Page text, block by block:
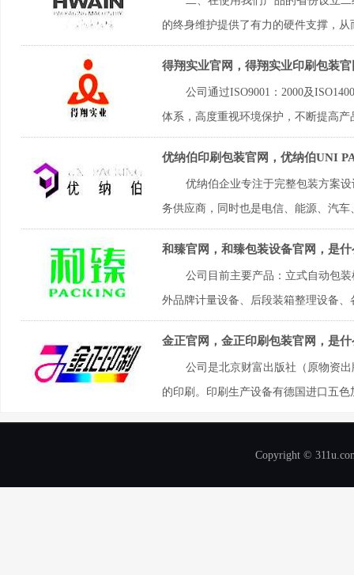
的终身维护提供了有力的硬件支撑，
得翔实业官网，得翔实业印刷包装
公司通过ISO9001：2000及
体系，高度重视环境保护，不断提高
优纳伯印刷包装官网，优纳伯UNI
优纳伯企业专注于完整包装方案
务供应商，同时也是电信、能源、汽
和臻官网，和臻包装设备官网，是
公司目前主要产品：立式自动包
外品牌计量设备、后段装箱整理设备
金正官网，金正印刷包装官网，是
公司是北京财富出版社（原物资
的印刷。印刷生产设备有德国进口五
Copyright ©